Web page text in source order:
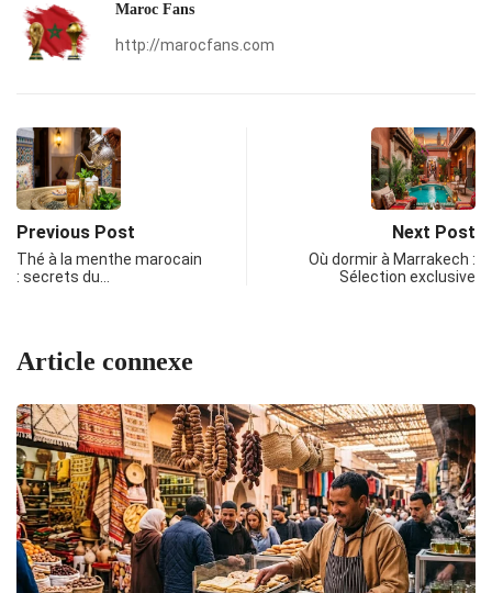
Maroc Fans
http://marocfans.com
Previous Post
Thé à la menthe marocain
: secrets du…
Next Post
Où dormir à Marrakech :
Sélection exclusive
Article connexe